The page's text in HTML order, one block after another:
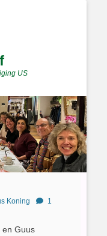
US
Koning
1
en Guus